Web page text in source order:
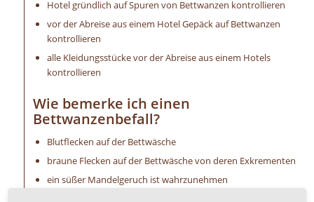
Hotel gründlich auf Spuren von Bettwanzen kontrollieren
vor der Abreise aus einem Hotel Gepäck auf Bettwanzen
kontrollieren
alle Kleidungsstücke vor der Abreise aus einem Hotels
kontrollieren
Wie bemerke ich einen
Bettwanzenbefall?
Blutflecken auf der Bettwäsche
braune Flecken auf der Bettwäsche von deren Exkrementen
ein süßer Mandelgeruch ist wahrzunehmen